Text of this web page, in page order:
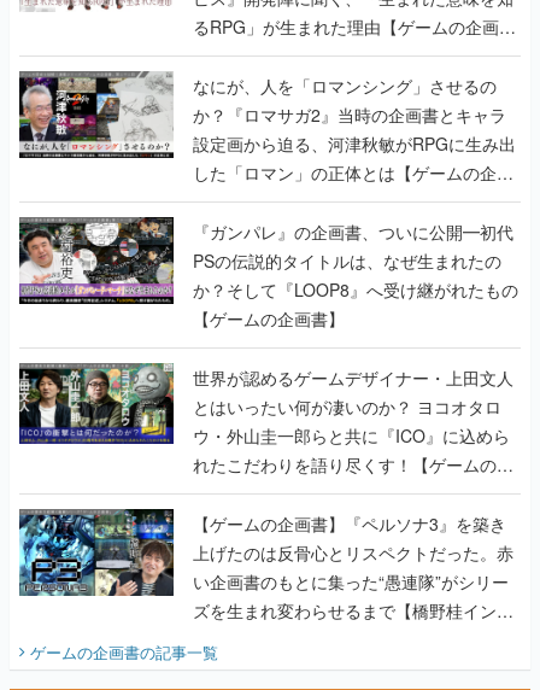
るRPG」が生まれた理由【ゲームの企画
書】
なにが、人を「ロマンシング」させるの
か？『ロマサガ2』当時の企画書とキャラ
設定画から迫る、河津秋敏がRPGに生み出
した「ロマン」の正体とは【ゲームの企画
書】
『ガンパレ』の企画書、ついに公開━初代
PSの伝説的タイトルは、なぜ生まれたの
か？そして『LOOP8』へ受け継がれたもの
【ゲームの企画書】
世界が認めるゲームデザイナー・上田文人
とはいったい何が凄いのか？ ヨコオタロ
ウ・外山圭一郎らと共に『ICO』に込めら
れたこだわりを語り尽くす！【ゲームの企
画書】
【ゲームの企画書】『ペルソナ3』を築き
上げたのは反骨心とリスペクトだった。赤
い企画書のもとに集った“愚連隊”がシリー
ズを生まれ変わらせるまで【橋野桂インタ
ビュー】
ゲームの企画書の記事一覧